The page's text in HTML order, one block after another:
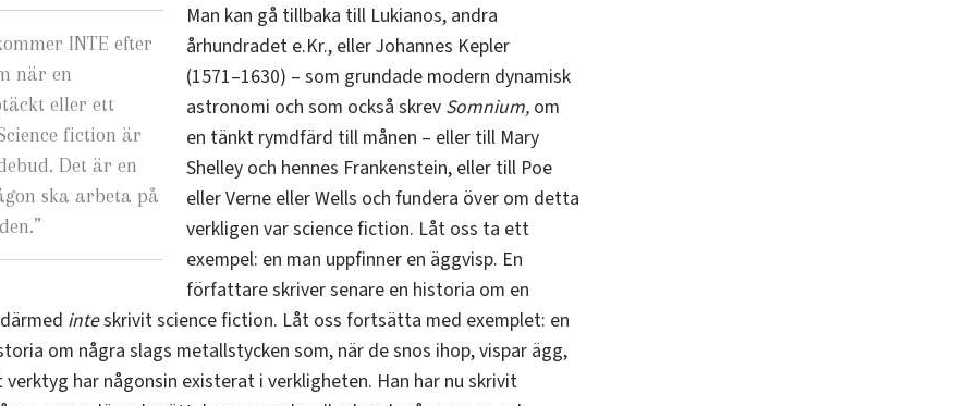
INTE efter
när en
eller ett
fiction är
Det är en
ska arbeta på
”
Man kan gå tillbaka till Lukianos, andra
århundradet e.Kr., eller Johannes Kepler
(1571–1630) – som grundade modern dynamisk
astronomi och som också skrev Somnium,om
en tänkt rymdfärd till månen – eller till Mary
Shelley och hennes Frankenstein, eller till Poe
eller Verne eller Wells och fundera över om detta
verkligen var science fiction. Låt oss ta ett
exempel: en man uppfinner en äggvisp. En
författare skriver senare en historia om en
inteskrivit science fiction. Låt oss fortsätta med exemplet: en
om några slags metallstycken som, när de snos ihop, vispar ägg,
har någonsin existerat i verkligheten. Han har nu skrivit